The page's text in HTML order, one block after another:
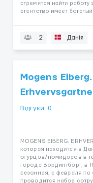
стремятся найти
агентство имеет
2 Данія
Mogens Eiberg.
Відгуки: 0
MOGENS EIBERG.
которая находится в
огурцов/помидоров в
городе Вордингборг, в
сезонная, с февраля по
проводится набор